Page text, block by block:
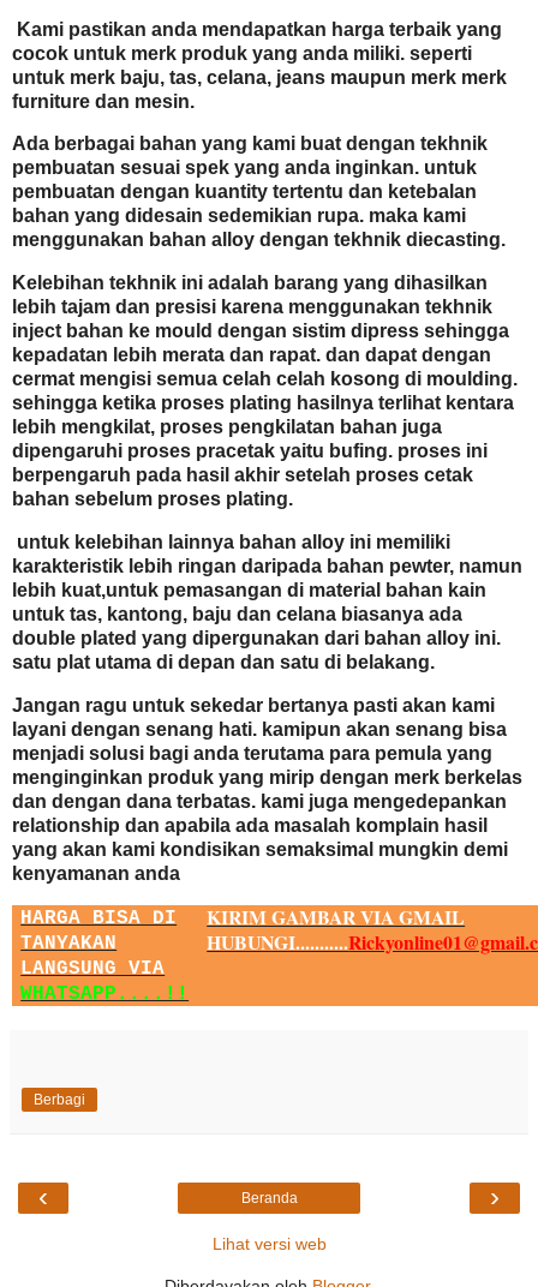
Kami pastikan anda mendapatkan harga terbaik yang
cocok untuk merk produk yang anda miliki. seperti
untuk merk baju, tas, celana, jeans maupun merk merk
furniture dan mesin.
Ada berbagai bahan yang kami buat dengan tekhnik
pembuatan sesuai spek yang anda inginkan. untuk
pembuatan dengan kuantity tertentu dan ketebalan
bahan yang didesain sedemikian rupa. maka kami
menggunakan bahan alloy dengan tekhnik diecasting.
Kelebihan tekhnik ini adalah barang yang dihasilkan
lebih tajam dan presisi karena menggunakan tekhnik
inject bahan ke mould dengan sistim dipress sehingga
kepadatan lebih merata dan rapat. dan dapat dengan
cermat mengisi semua celah celah kosong di moulding.
sehingga ketika proses plating hasilnya terlihat kentara
lebih mengkilat, proses pengkilatan bahan juga
dipengaruhi proses pracetak yaitu bufing. proses ini
berpengaruh pada hasil akhir setelah proses cetak
bahan sebelum proses plating.
untuk kelebihan lainnya bahan alloy ini memiliki
karakteristik lebih ringan daripada bahan pewter, namun
lebih kuat,untuk pemasangan di material bahan kain
untuk tas, kantong, baju dan celana biasanya ada
double plated yang dipergunakan dari bahan alloy ini.
satu plat utama di depan dan satu di belakang.
Jangan ragu untuk sekedar bertanya pasti akan kami
layani dengan senang hati. kamipun akan senang bisa
menjadi solusi bagi anda terutama para pemula yang
menginginkan produk yang mirip dengan merk berkelas
dan dengan dana terbatas. kami juga mengedepankan
relationship dan apabila ada masalah komplain hasil
yang akan kami kondisikan semaksimal mungkin demi
kenyamanan anda
HARGA BISA DI
TANYAKAN
LANGSUNG VIA
WHATSAPP....!!
KIRIM GAMBAR VIA GMAIL
HUBUNGI...........
Berbagi
‹ ›
Beranda
Lihat versi web